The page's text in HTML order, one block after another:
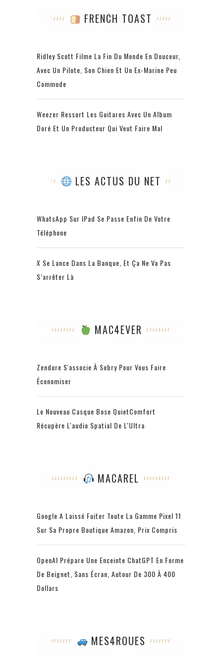
FRENCH TOAST
Ridley Scott Filme La Fin Du Monde En Douceur,
Avec Un Pilote, Son Chien Et Un Ex-Marine Peu
Commode
Weezer Ressort Les Guitares Avec Un Album
Doré Et Un Producteur Qui Veut Faire Mal
LES ACTUS DU NET
WhatsApp Sur IPad Se Passe Enfin De Votre
Téléphone
X Se Lance Dans La Banque, Et Ça Ne Va Pas
S’arrêter Là
MAC4EVER
Zendure S'associe À Sobry Pour Vous Faire
Économiser
Le Nouveau Casque Bose QuietComfort
Récupère L'audio Spatial De L'Ultra
MACAREL
Google A Laissé Fuiter Toute La Gamme Pixel 11
Sur Sa Propre Boutique Amazon, Prix Compris
OpenAI Prépare Une Enceinte ChatGPT En Forme
De Beignet, Sans Écran, Autour De 300 À 400
Dollars
MES4ROUES